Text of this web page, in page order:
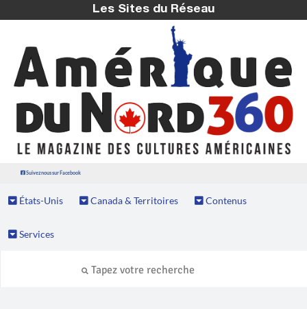
Les Sites du Réseau
Suivez nous sur Facebook
États-Unis Canada & Territoires Contenus
Services